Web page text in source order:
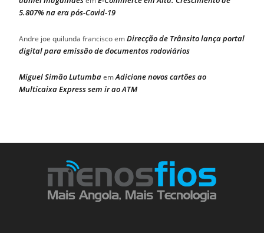
5.807% na era pós-Covid-19
Andre joe quilunda franciscoemDirecção de Trânsito lança portal
digital para emissão de documentos rodoviários
Miguel Simão LutumbaemAdicione novos cartões ao
Multicaixa Express sem ir ao ATM